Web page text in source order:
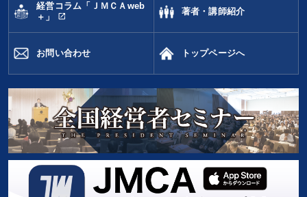
経営コラム「ＪＭＣＡweb
＋」
open_in_new
著者・講師紹介
お問い合わせ トップページへ